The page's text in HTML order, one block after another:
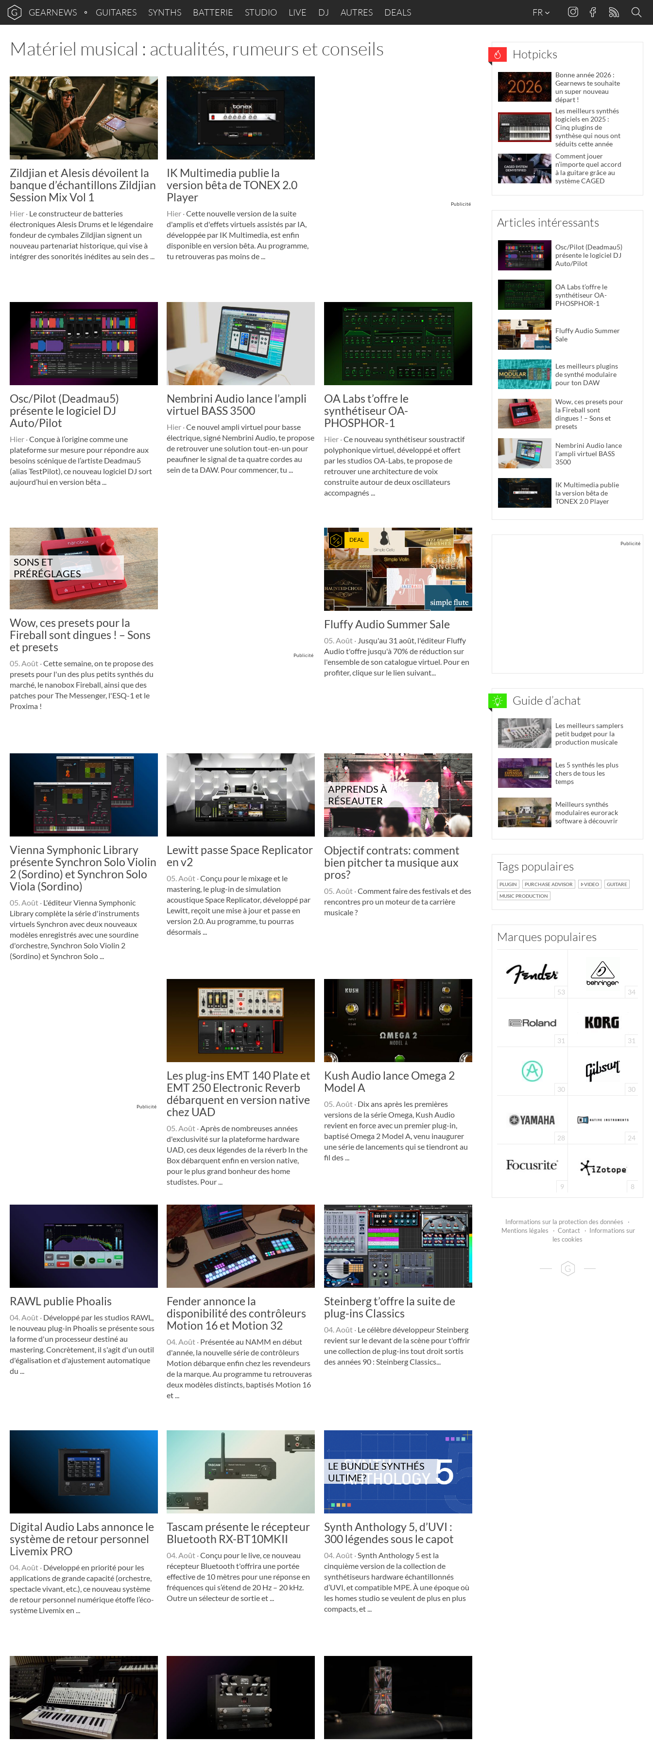
GEARNEWS GUITARES SYNTHS BATTERIE STUDIO LIVE DJ AUTRES DEALS FR
Matériel musical : actualités, rumeurs et conseils
Zildjian et Alesis dévoilent la
banque d’échantillons Zildjian
Session Mix Vol 1
Hier · Le constructeur de batteries
électroniques Alesis Drums et le légendaire
fondeur de cymbales Zildjian signent un
nouveau partenariat historique, qui vise à
intégrer des sonorités inédites au sein des ...
IK Multimedia publie la
version bêta de TONEX 2.0
Player
Hier ·Cette nouvelle version de la suite
d'amplis et d'effets virtuels assistés par IA,
développée par IK Multimedia, est enfin
disponible en version bêta. Au programme,
tu retrouveras pas moins de ...
Publicité
Osc/Pilot (Deadmau5)
présente le logiciel DJ
Auto/Pilot
Hier ·Conçue à l’ori­gine comme une
plateforme sur mesure pour répondre aux
besoins scénique de l’ar­tiste Dead­mau5
(alias Test­Pi­lot), ce nouveau logi­ciel DJ sort
aujour­d’hui en version bêta ...
Nembrini Audio lance l’ampli
virtuel BASS 3500
Hier ·Ce nouvel ampli virtuel pour basse
électrique, signé Nembrini Audio, te propose
de retrouver une solution tout-en-un pour
peaufiner le signal de ta quatre cordes au
sein de ta DAW. Pour commencer, tu ...
OA Labs t’offre le
synthétiseur OA-
PHOSPHOR-1
Hier ·Ce nouveau synthétiseur soustractif
polyphonique virtuel, développé et offert
par les studios OA-Labs, te propose de
retrouver une architecture de voix
construite autour de deux oscillateurs
accompagnés ...
SONS ET
PRÉRÉGLAGES
Wow, ces presets pour la
Fireball sont dingues ! – Sons
et presets
05. Août ·Cette semaine, on te propose des
presets pour l'un des plus petits synthés du
marché, le nanobox Fireball, ainsi que des
patches pour The Messenger, l'ESQ-1 et le
Proxima !
Publicité
DEAL
Fluffy Audio Summer Sale
05. Août ·Jusqu'au 31 août, l'éditeur Fluffy
Audio t'offre jusqu'à 70% de réduction sur
l'ensemble de son catalogue virtuel. Pour en
profiter, clique sur le lien suivant...
Vienna Symphonic Library
présente Synchron Solo Violin
2 (Sordino) et Synchron Solo
Viola (Sordino)
05. Août · L'éditeur Vienna Symphonic
Library complète la série d'instruments
virtuels Synchron avec deux nouveaux
modèles enregistrés avec une sourdine
d'orchestre, Synchron Solo Violin 2
(Sordino) et Synchron Solo ...
Lewitt passe Space Replicator
en v2
05. Août ·Conçu pour le mixage et le
mastering, le plug-in de simulation
acoustique Space Replicator, développé par
Lewitt, reçoit une mise à jour et passe en
version 2.0. Au programme, tu pourras
désormais ...
APPRENDS À
RÉSEAUTER
Objectif contrats: comment
bien pitcher ta musique aux
pros?
05. Août ·Comment faire des festivals et des
rencontres pro un moteur de ta carrière
musicale ?
Publicité
Les plug-ins EMT 140 Plate et
EMT 250 Electronic Reverb
débarquent en version native
chez UAD
05. Août ·Après de nombreuses années
d'exclusivité sur la plateforme hardware
UAD, ces deux légendes de la réverb In the
Box débarquent enfin en version native,
pour le plus grand bonheur des home
studistes. Pour ...
Kush Audio lance Omega 2
Model A
05. Août ·Dix ans après les premières
versions de la série Omega, Kush Audio
revient en force avec un premier plug-in,
baptisé Omega 2 Model A, venu inaugurer
une série de lancements qui se tiendront au
fil des ...
RAWL publie Phoalis
04. Août · Développé par les studios RAWL,
le nouveau plug-in Phoalis se présente sous
la forme d'un processeur destiné au
mastering. Concrètement, il s'agit d'un outil
d'égalisation et d'ajustement automatique
du ...
Fender annonce la
disponibilité des contrôleurs
Motion 16 et Motion 32
04. Août ·Présentée au NAMM en début
d'année, la nouvelle série de contrôleurs
Motion débarque enfin chez les revendeurs
de la marque. Au programme tu retrouveras
deux modèles distincts, baptisés Motion 16
et ...
Steinberg t’offre la suite de
plug-ins Classics
04. Août ·Le célèbre développeur Steinberg
revient sur le devant de la scène pour t'offrir
une collection de plug-ins tout droit sortis
des années 90 : Steinberg Classics...
Digital Audio Labs annonce le
système de retour personnel
Livemix PRO
04. Août · Développé en priorité pour les
appli­ca­tions de grande capacité (orchestre,
spec­tacle vivant, etc.), ce nouveau système
de retour person­nel numé­rique étoffe l’éco­
sys­tème Live­mix en ...
Tascam présente le récepteur
Bluetooth RX-BT10MKII
04. Août ·Conçu pour le live, ce nouveau
récep­teur Blue­tooth t'offrira une portée
effec­tive de 10 mètres pour une réponse en
fréquences qui s’étend de 20 Hz – 20 kHz.
Outre un sélec­teur de sortie et ...
LE BUNDLE SYNTHÉS
ULTIME?
Synth Anthology 5, d’UVI :
300 légendes sous le capot
04. Août ·Synth Anthology 5 est la
cinquième version de la collection de
synthétiseurs hardware échantillonnés
d’UVI, et compatible MPE. À une époque où
les homes studio se veulent de plus en plus
compacts, et ...
Hotpicks
Bonne année 2026 :
Gearnews te souhaite
un super nouveau
départ !
Les meilleurs synthés
logiciels en 2025 :
Cinq plugins de
synthèse qui nous ont
séduits cette année
Comment jouer
n’importe quel accord
à la guitare grâce au
système CAGED
Articles intéressants
Osc/Pilot (Deadmau5)
présente le logiciel DJ
Auto/Pilot
OA Labs t’offre le
synthétiseur OA-
PHOSPHOR-1
Fluffy Audio Summer
Sale
Les meilleurs plugins
de synthé modulaire
pour ton DAW
Wow, ces presets pour
la Fireball sont
dingues ! – Sons et
presets
Nembrini Audio lance
l’ampli virtuel BASS
3500
IK Multimedia publie
la version bêta de
TONEX 2.0 Player
Publicité
Guide d’achat
Les meilleurs samplers
petit budget pour la
production musicale
Les 5 synthés les plus
chers de tous les
temps
Meilleurs synthés
modulaires eurorack
software à découvrir
Tags populaires
PLUGIN PURCHASE ADVISOR VIDEO
GUITARE
MUSIC PRODUCTION
Marques populaires
53 34
31 31
30 30
28 24
9 8
Informations sur la protection des données
·
Mentions légales
· Contact · Informations sur
les cookies